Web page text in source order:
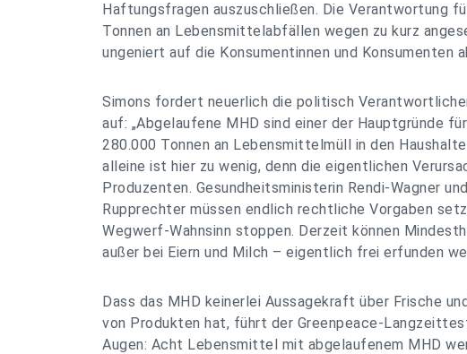
Haftungsfragen auszuschließen. Die Verantwortung
Tonnen an Lebensmittelabfällen wegen zu kurz
ungeniert auf die Konsumentinnen und Konsumenten
Simons fordert neuerlich die politisch
auf: „Abgelaufene MHD sind einer der Hauptgründe
280.000 Tonnen an Lebensmittelmüll in den
alleine ist hier zu wenig, denn die eigentlichen
Produzenten. Gesundheitsministerin Rendi-Wagner
Rupprechter müssen endlich rechtliche Vorgaben
Wegwerf-Wahnsinn stoppen. Derzeit können
außer bei Eiern und Milch – eigentlich frei erfunden
Dass das MHD keinerlei Aussagekraft über Frische
von Produkten hat, führt der Greenpeace-
Augen: Acht Lebensmittel mit abgelaufenem MHD